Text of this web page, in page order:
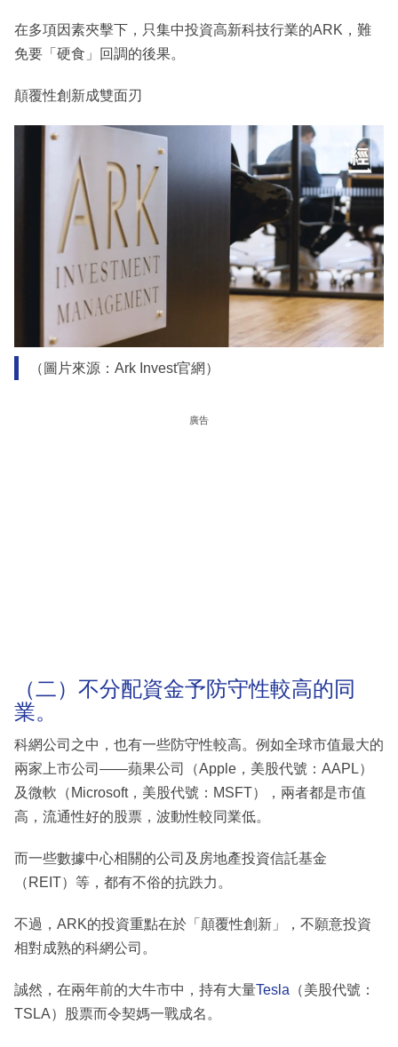
在多項因素夾擊下，只集中投資高新科技行業的ARK，難
免要「硬食」回調的後果。
顛覆性創新成雙面刃
（圖片來源：Ark Invest官網）
廣告
（二）不分配資金予防守性較高的同
業。
科網公司之中，也有一些防守性較高。例如全球市值最大的
兩家上市公司——蘋果公司（Apple，美股代號：AAPL）
及微軟（Microsoft，美股代號：MSFT），兩者都是市值
高，流通性好的股票，波動性較同業低。
而一些數據中心相關的公司及房地產投資信託基金
（REIT）等，都有不俗的抗跌力。
不過，ARK的投資重點在於「顛覆性創新」，不願意投資
相對成熟的科網公司。
誠然，在兩年前的大牛市中，持有大量Tesla （美股代號：
TSLA）股票而令契媽一戰成名。